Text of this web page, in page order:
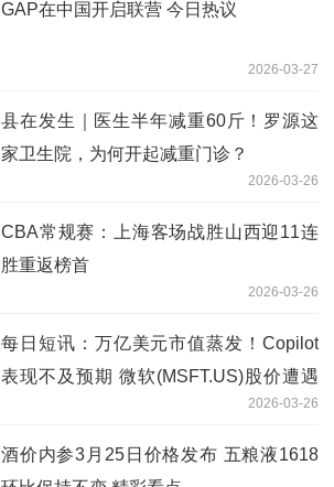
GAP在中国开启联营 今日热议
2026-03-27
县在发生｜医生半年减重60斤！罗源这
家卫生院，为何开起减重门诊？
2026-03-26
CBA常规赛：上海客场战胜山西迎11连
胜重返榜首
2026-03-26
每日短讯：万亿美元市值蒸发！Copilot
表现不及预期 微软(MSFT.US)股价遭遇
2026-03-26
酒价内参3月25日价格发布 五粮液1618